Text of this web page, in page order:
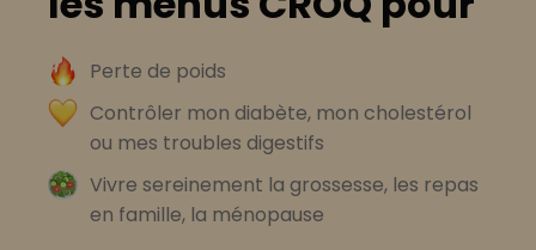
Perte de poids
Contrôler mon diabète, mon cholestérol
ou mes troubles digestifs
Vivre sereinement la grossesse, les repas
en famille, la ménopause